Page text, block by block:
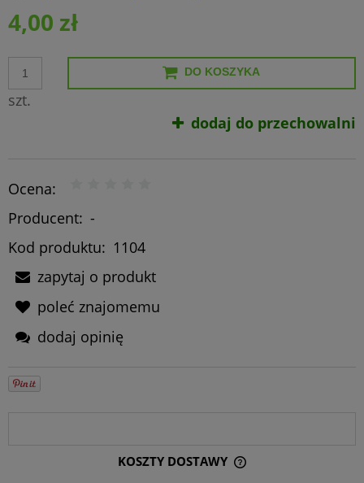
4,00 zł
szt.
DO KOSZYKA
dodaj do przechowalni
Ocena:
Producent: -
Kod produktu: 1104
zapytaj o produkt
poleć znajomemu
dodaj opinię
KOSZTY DOSTAWY
CENA NIE ZAWIERA EWENTUALNYCH KOSZTÓW PŁATNOŚCI